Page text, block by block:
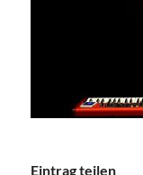
Eintrag teilen